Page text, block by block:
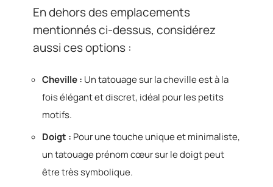
En dehors des emplacements
mentionnés ci-dessus, considérez
aussi ces options :
Cheville : Un tatouage sur la cheville est à la
fois élégant et discret, idéal pour les petits
motifs.
Doigt : Pour une touche unique et minimaliste,
un tatouage prénom cœur sur le doigt peut
être très symbolique.